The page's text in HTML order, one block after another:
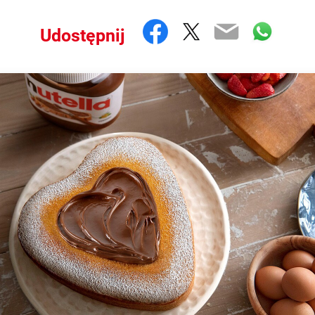
Udostępnij Facebook
Twitter
Email